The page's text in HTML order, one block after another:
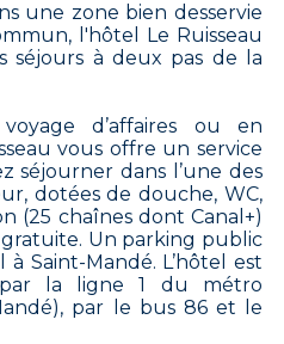
une zone bien desservie
l'hôtel Le Ruisseau
séjours à deux pas de la
d’affaires ou en
vous offre un service
séjourner dans l’une des
dotées de douche, WC,
(25 chaînes dont Canal+)
Un parking public
Saint-Mandé. L’hôtel est
par la ligne 1 du métro
par le bus 86 et le